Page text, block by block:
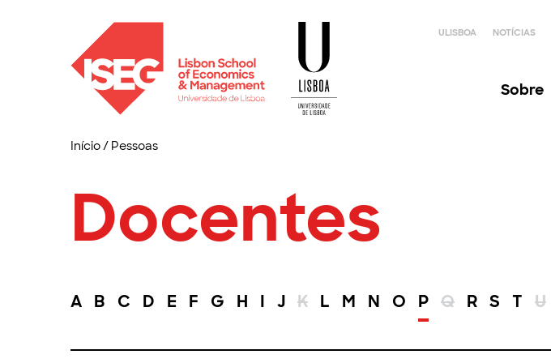
ULISBOA NOTÍCIAS
Sobre
Início/ Pessoas
Docentes
A B C D E F G H I J K L M N O P Q R S T U